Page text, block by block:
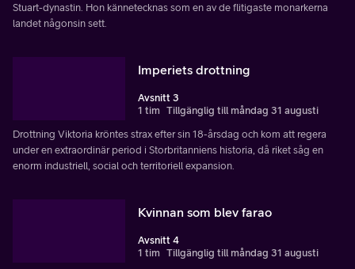
Stuart-dynastin. Hon kännetecknas som en av de flitigaste monarkerna
landet någonsin sett.
Imperiets drottning
Avsnitt 3
1 tim Tillgänglig till måndag 31 augusti
Drottning Viktoria kröntes strax efter sin 18-årsdag och kom att regera
under en extraordinär period i Storbritanniens historia, då riket såg en
enorm industriell, social och territoriell expansion.
Kvinnan som blev farao
Avsnitt 4
1 tim Tillgänglig till måndag 31 augusti